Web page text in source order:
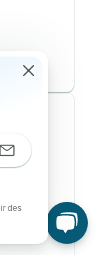
des